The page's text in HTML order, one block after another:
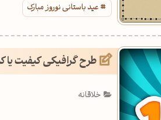
عید باستانی نوروز مبارک
طرح گرافیکی کیفیت یا
خلاقانه